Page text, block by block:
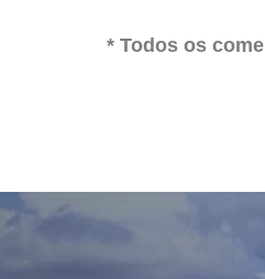
* Todos os